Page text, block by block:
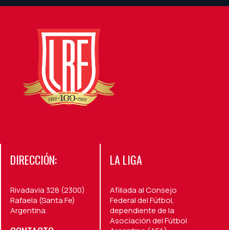
DIRECCIÓN:
Rivadavia 328 (2300)
Rafaela (Santa Fe)
Argentina.
LA LIGA
Afiliada al Consejo
Federal del Fútbol,
dependiente de la
Asociación del Fútbol